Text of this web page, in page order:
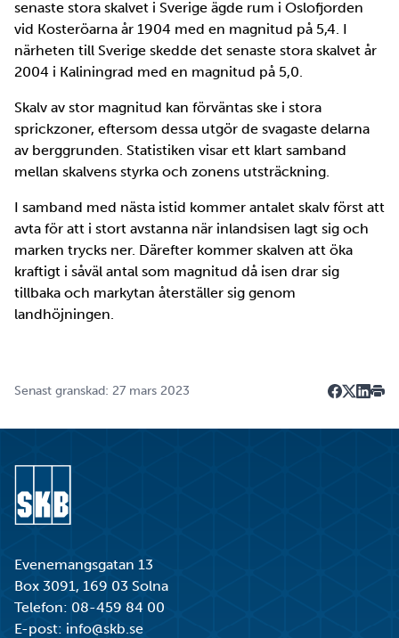
senaste stora skalvet i Sverige ägde rum i Oslofjorden
vid Kosteröarna år 1904 med en magnitud på 5,4. I
närheten till Sverige skedde det senaste stora skalvet år
2004 i Kaliningrad med en magnitud på 5,0.
Skalv av stor magnitud kan förväntas ske i stora
sprickzoner, eftersom dessa utgör de svagaste delarna
av berggrunden. Statistiken visar ett klart samband
mellan skalvens styrka och zonens utsträckning.
I samband med nästa istid kommer antalet skalv först att
avta för att i stort avstanna när inlandsisen lagt sig och
marken trycks ner. Därefter kommer skalven att öka
kraftigt i såväl antal som magnitud då isen drar sig
tillbaka och markytan återställer sig genom
landhöjningen.
Senast granskad: 27 mars 2023
Evenemangsgatan 13
Box 3091, 169 03 Solna
Telefon: 08-459 84 00
E-post: info@skb.se